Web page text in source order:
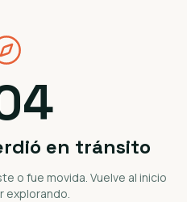
en tránsito
o fue movida. Vuelve al inicio
explorando.